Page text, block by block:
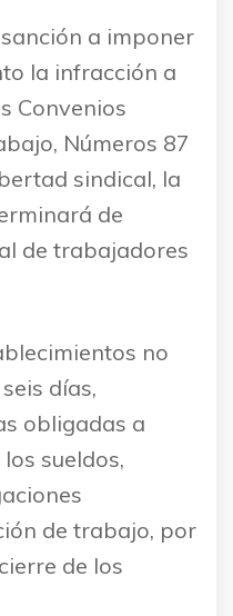
a imponer
la infracción a
Convenios
Números 87
sindical, la
de
de trabajadores
no
días,
obligadas a
sueldos,
de trabajo, por
de los